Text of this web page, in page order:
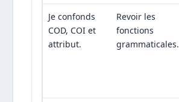
Je confonds
COD, COI et
attribut.
Revoir les
fonctions
grammaticales.